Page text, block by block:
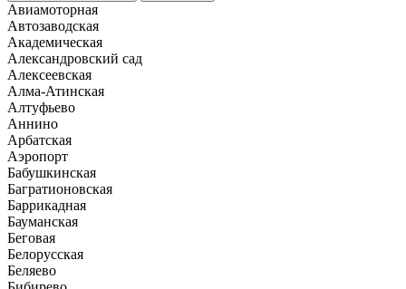
Авиамоторная
Автозаводская
Академическая
Александровский сад
Алексеевская
Алма-Атинская
Алтуфьево
Аннино
Арбатская
Аэропорт
Бабушкинская
Багратионовская
Баррикадная
Бауманская
Беговая
Белорусская
Беляево